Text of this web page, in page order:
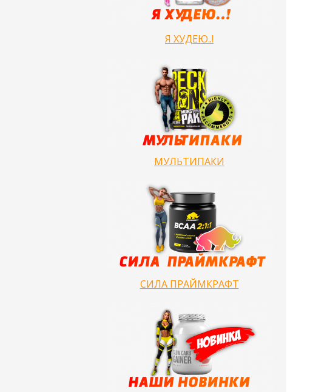
Я ХУДЕЮ..!
МУЛЬТИПАКИ
СИЛА ПРАЙМКРАФТ